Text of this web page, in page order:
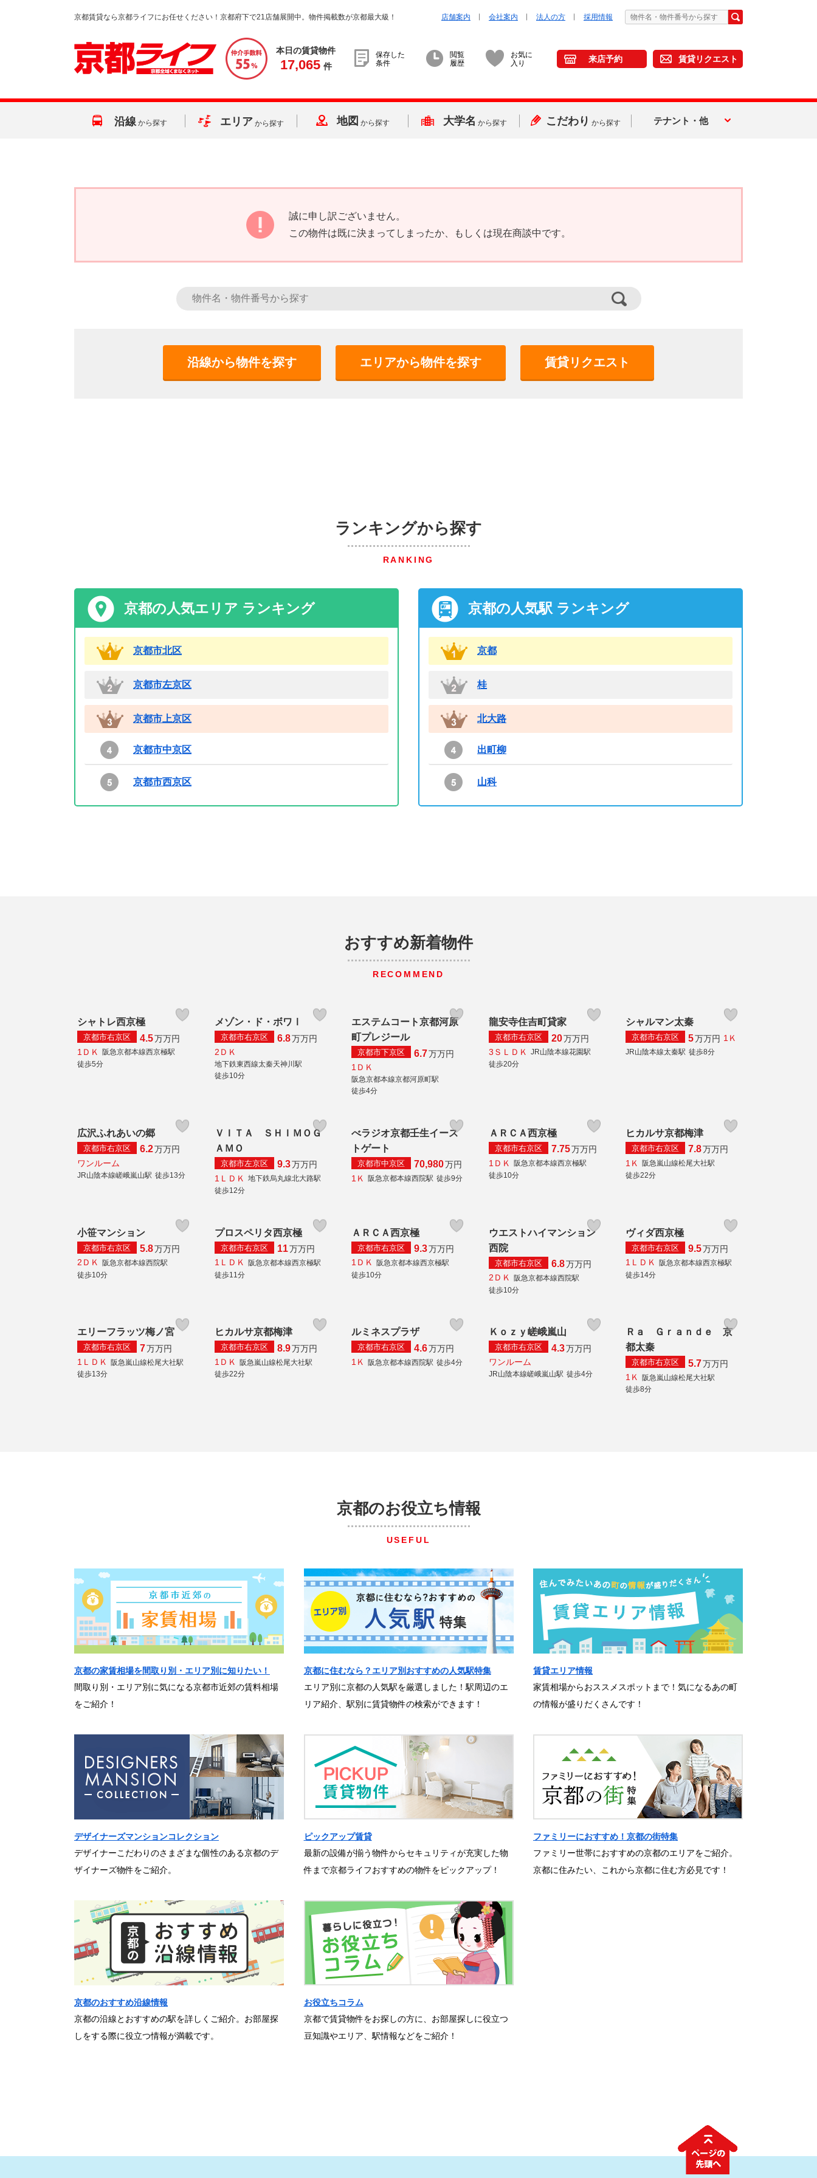
京都賃貸なら京都ライフにお任せください！京都府下で21店舗展開中。物件掲載数が京都最大級！ 店舗案内 会社案内 法人の方 採用情報
本日の賃貸物件
17,065 件
保存した
条件
閲覧
履歴
お気に
入り
来店予約 賃貸リクエスト
沿線 から探す エリア から探す 地図 から探す 大学名 から探す こだわり から探す テナント・他
誠に申し訳ございません。
この物件は既に決まってしまったか、もしくは現在商談中です。
沿線から物件を探す エリアから物件を探す 賃貸リクエスト
ランキングから探す
RANKING
京都の人気エリア ランキング
京都市北区
京都市左京区
京都市上京区
京都市中京区
京都市西京区
京都の人気駅 ランキング
京都
桂
北大路
出町柳
山科
おすすめ新着物件
RECOMMEND
シャトレ西京極
京都市右京区 4.5万万円
1ＤＫ
阪急京都本線西京極駅
徒歩5分
メゾン・ド・ボワⅠ
京都市右京区 6.8万万円
2ＤＫ
地下鉄東西線太秦天神川駅
徒歩10分
エステムコート京都河原
町プレジール
京都市下京区 6.7万万円
1ＤＫ
阪急京都本線京都河原町駅
徒歩4分
龍安寺住吉町貸家
京都市右京区 20万万円
3ＳＬＤＫ
JR山陰本線花園駅
徒歩20分
シャルマン太秦
京都市右京区 5万万円 1Ｋ
JR山陰本線太秦駅 徒歩8分
広沢ふれあいの郷
京都市右京区 6.2万万円
ワンルーム
JR山陰本線嵯峨嵐山駅 徒歩13分
ＶＩＴＡ ＳＨＩＭＯＧ
ＡＭＯ
京都市左京区 9.3万万円
1ＬＤＫ
地下鉄烏丸線北大路駅
徒歩12分
べラジオ京都壬生イース
トゲート
京都市中京区 70,980万円
1Ｋ
阪急京都本線西院駅 徒歩9分
ＡＲＣＡ西京極
京都市右京区 7.75万万円
1ＤＫ
阪急京都本線西京極駅
徒歩10分
ヒカルサ京都梅津
京都市右京区 7.8万万円
1Ｋ
阪急嵐山線松尾大社駅
徒歩22分
小笹マンション
京都市右京区 5.8万万円
2ＤＫ 阪急京都本線西院駅
徒歩10分
プロスペリタ西京極
京都市右京区 11万万円
1ＬＤＫ 阪急京都本線西京極駅
徒歩11分
ＡＲＣＡ西京極
京都市右京区 9.3万万円
1ＤＫ 阪急京都本線西京極駅
徒歩10分
ウエストハイマンション
西院
京都市右京区 6.8万万円
2ＤＫ 阪急京都本線西院駅
徒歩10分
ヴィダ西京極
京都市右京区 9.5万万円
1ＬＤＫ 阪急京都本線西京極駅
徒歩14分
エリーフラッツ梅ノ宮
京都市右京区 7万万円
1ＬＤＫ
阪急嵐山線松尾大社駅
徒歩13分
ヒカルサ京都梅津
京都市右京区 8.9万万円
1ＤＫ
阪急嵐山線松尾大社駅
徒歩22分
ルミネスプラザ
京都市右京区 4.6万万円
1Ｋ
阪急京都本線西院駅 徒歩4分
Ｋｏｚｙ嵯峨嵐山
京都市右京区 4.3万万円
ワンルーム
JR山陰本線嵯峨嵐山駅 徒歩4分
Ｒａ Ｇｒａｎｄｅ 京
都太秦
京都市右京区 5.7万万円
1Ｋ
阪急嵐山線松尾大社駅
徒歩8分
京都のお役立ち情報
USEFUL
京都の家賃相場を間取り別・エリア別に知りたい！
間取り別・エリア別に気になる京都市近郊の賃料相場
をご紹介！
京都に住むなら？エリア別おすすめの人気駅特集
エリア別に京都の人気駅を厳選しました！駅周辺のエ
リア紹介、駅別に賃貸物件の検索ができます！
賃貸エリア情報
家賃相場からおススメスポットまで！気になるあの町
の情報が盛りだくさんです！
デザイナーズマンションコレクション
デザイナーこだわりのさまざまな個性のある京都のデ
ザイナーズ物件をご紹介。
ピックアップ賃貸
最新の設備が揃う物件からセキュリティが充実した物
件まで京都ライフおすすめの物件をピックアップ！
ファミリーにおすすめ！京都の街特集
ファミリー世帯におすすめの京都のエリアをご紹介。
京都に住みたい、これから京都に住む方必見です！
京都のおすすめ沿線情報
京都の沿線とおすすめの駅を詳しくご紹介。お部屋探
しをする際に役立つ情報が満載です。
お役立ちコラム
京都で賃貸物件をお探しの方に、お部屋探しに役立つ
豆知識やエリア、駅情報などをご紹介！